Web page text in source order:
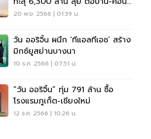
โดใหม่12โครงการ
20 พ.ย. 2566 | 01:39 น.
วัน ออริจิ้น ผนึก ‘ทีแอลทีเอช’ สร้าง
มิกซ์ยูสย่านบางนา
10 ธ.ค. 2566 | 07:51 น.
“วัน ออริจิ้น” ทุ่ม 791 ล้าน ซื้อ
โรงแรมภูเก็ต-เชียงใหม่
12 ธ.ค. 2566 | 10:26 น.